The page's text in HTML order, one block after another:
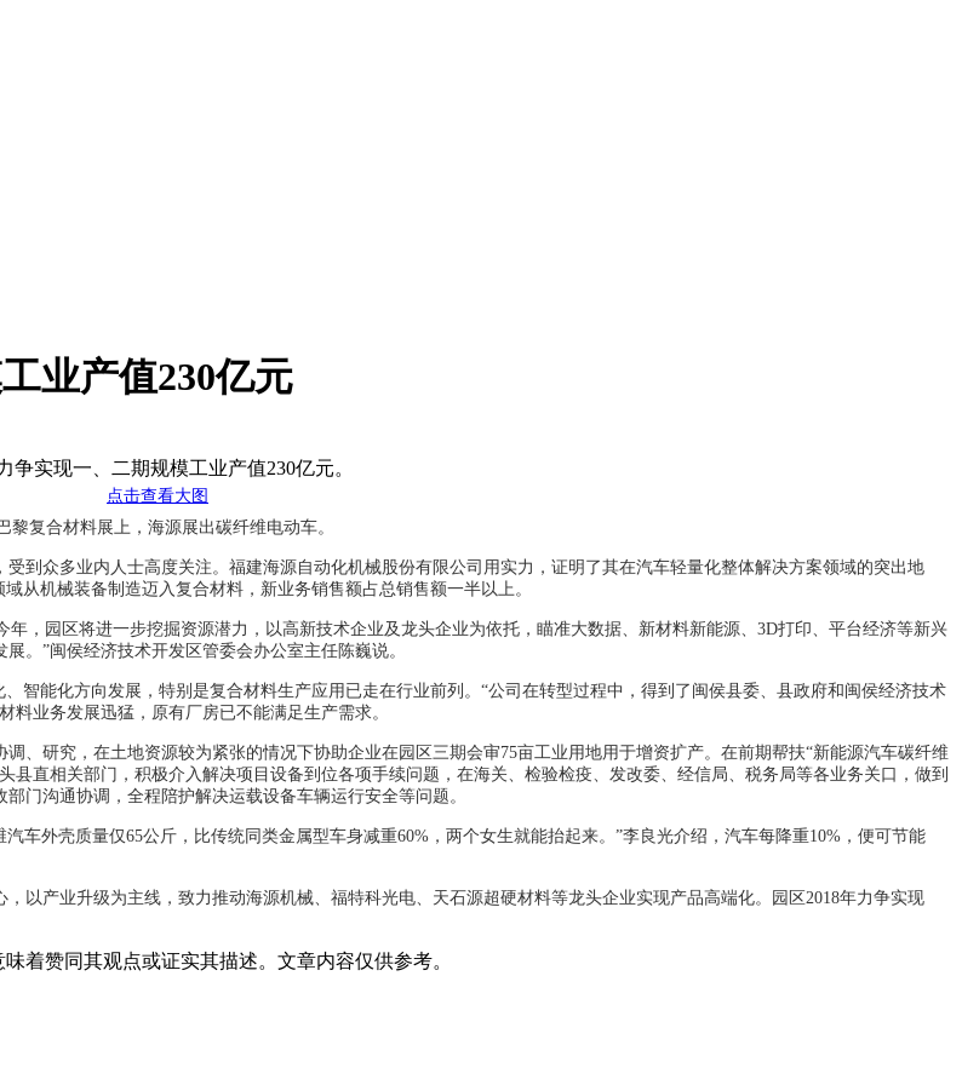
业产值230亿元
实现一、二期规模工业产值230亿元。
黎复合材料展上，海源展出碳纤维电动车。
到众多业内人士高度关注。福建海源自动化机械股份有限公司用实力，证明了其在汽车轻量化整体解决方案领域的突出地
从机械装备制造迈入复合材料，新业务销售额占总销售额一半以上。
，园区将进一步挖掘资源潜力，以高新技术企业及龙头企业为依托，瞄准大数据、新材料新能源、3D打印、平台经济等新兴
。”闽侯经济技术开发区管委会办公室主任陈巍说。
智能化方向发展，特别是复合材料生产应用已走在行业前列。“公司在转型过程中，得到了闽侯县委、县政府和闽侯经济技术
业务发展迅猛，原有厂房已不能满足生产需求。
、研究，在土地资源较为紧张的情况下协助企业在园区三期会审75亩工业用地用于增资扩产。在前期帮扶“新能源汽车碳纤维
直相关部门，积极介入解决项目设备到位各项手续问题，在海关、检验检疫、发改委、经信局、税务局等各业务关口，做到
门沟通协调，全程陪护解决运载设备车辆运行安全等问题。
车外壳质量仅65公斤，比传统同类金属型车身减重60%，两个女生就能抬起来。”李良光介绍，汽车每降重10%，便可节能
以产业升级为主线，致力推动海源机械、福特科光电、天石源超硬材料等龙头企业实现产品高端化。园区2018年力争实现
着赞同其观点或证实其描述。文章内容仅供参考。